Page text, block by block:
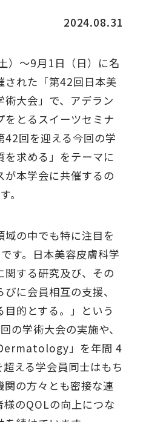
2024.08.31
）～9月1日（日）に名
された「第42回日本美
術大会」で、アデラン
をとるスイーツセミナ
42回を迎える今回の学
を求める」をテーマに
が本学会に共催するの
。
域の中でも特に注目を
す。日本美容皮膚科学
関する研究及び、その
に会員相互の支援、
的とする。」という
の学術大会の実施や、
」を年間 4
える学会員同士はもち
関の方々とも密接な連
のQOLの向上につな